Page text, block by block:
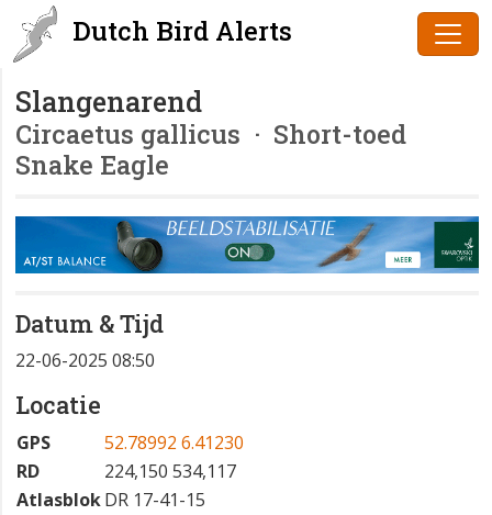
Dutch Bird Alerts
Slangenarend
Circaetus gallicus · Short-toed
Snake Eagle
Datum & Tijd
22-06-2025 08:50
Locatie
GPS
52.78992 6.41230
RD
224,150 534,117
AtlasblokDR 17-41-15